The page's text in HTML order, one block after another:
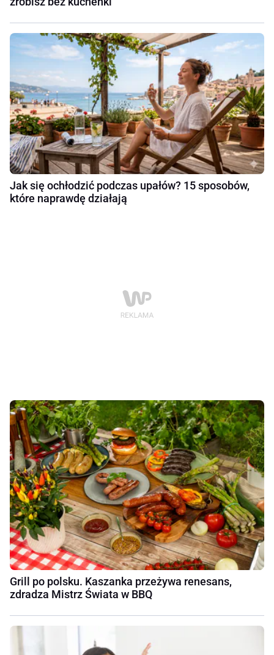
Jak się ochłodzić podczas upałów? 15 sposobów,
które naprawdę działają
Grill po polsku. Kaszanka przeżywa renesans,
zdradza Mistrz Świata w BBQ